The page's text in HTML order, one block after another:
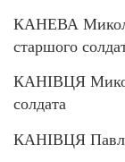
КАНЕВА
старшого
КАНІВЦЯ
солдата
КАНІВЦЯ